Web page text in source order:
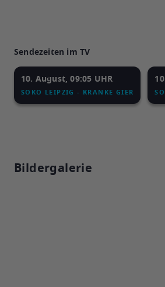
Sendezeiten im TV
10. August, 09:05 UHR
SOKO LEIPZIG - KRANKE GIER
Bildergalerie